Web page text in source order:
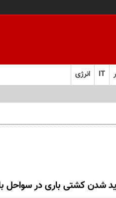
IT انرژی
شدن کشتی باری در سواحل